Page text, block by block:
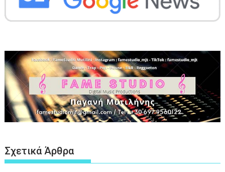
Σχετικά Άρθρα